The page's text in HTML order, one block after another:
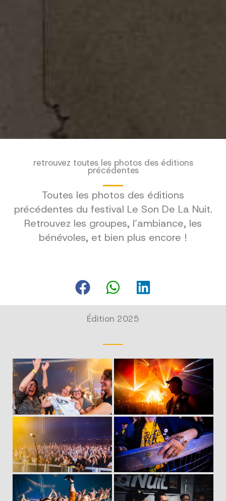
retrouvez toutes les photos des éditions
précédentes
Toutes les photos des éditions
précédentes du festival Le Son De La Nuit.
Retrouvez les groupes, l’ambiance, les
bénévoles, et bien plus encore !
Édition 2025